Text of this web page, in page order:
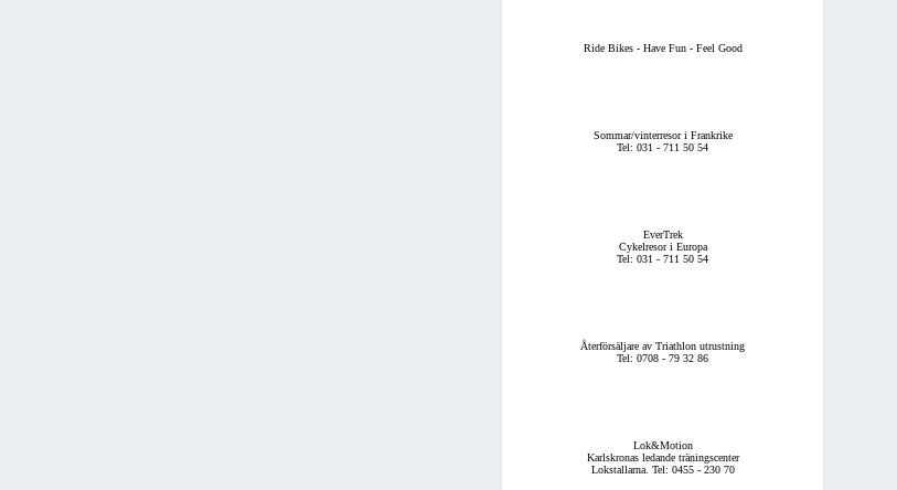
Ride Bikes - Have Fun - Feel Good
Sommar/vinterresor i Frankrike
Tel: 031 - 711 50 54
EverTrek
Cykelresor i Europa
Tel: 031 - 711 50 54
Återförsäljare av Triathlon utrustning
Tel: 0708 - 79 32 86
Lok&Motion
Karlskronas ledande träningscenter
Lokstallarna. Tel: 0455 - 230 70